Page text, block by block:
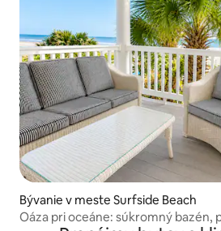
Bývanie v meste Surfside Beach
Oáza pri oceáne: súkromný bazén,